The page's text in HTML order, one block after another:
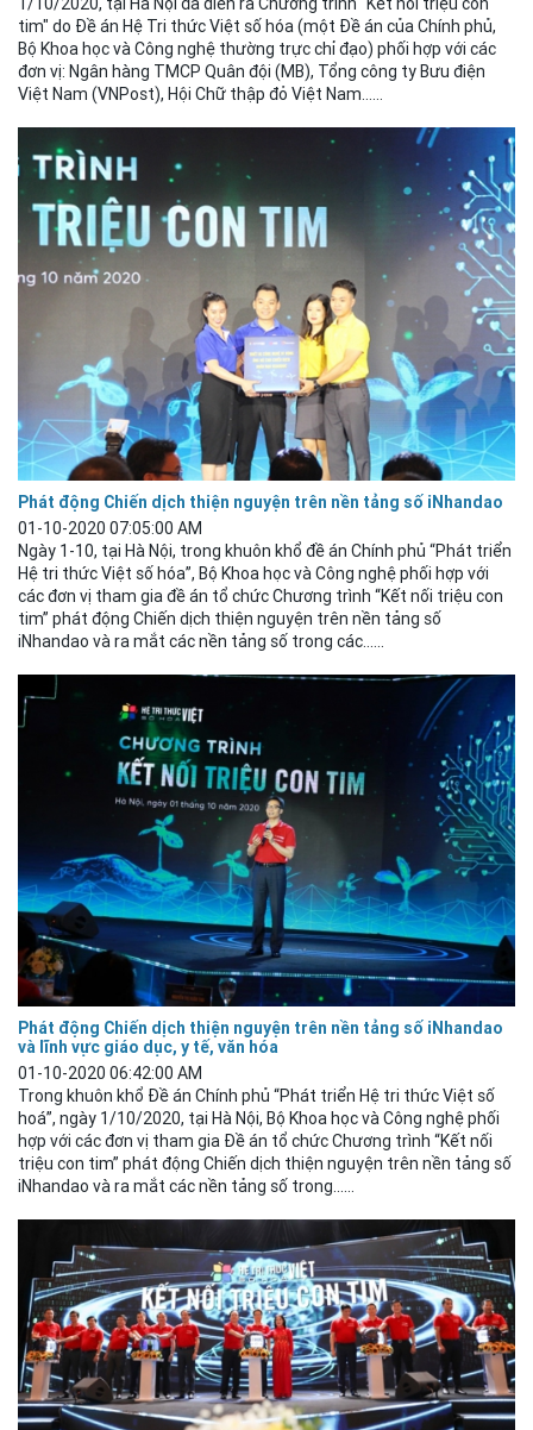
tim" do Đề án Hệ Tri thức Việt số hóa (một Đề án của Chính phủ,
Bộ Khoa học và Công nghệ thường trực chỉ đạo) phối hợp với các
đơn vị: Ngân hàng TMCP Quân đội (MB), Tổng công ty Bưu điện
Việt Nam (VNPost), Hội Chữ thập đỏ Việt Nam......
Phát động Chiến dịch thiện nguyện trên nền tảng số iNhandao
01-10-2020 07:05:00 AM
Ngày 1-10, tại Hà Nội, trong khuôn khổ đề án Chính phủ “Phát triển
Hệ tri thức Việt số hóa”, Bộ Khoa học và Công nghệ phối hợp với
các đơn vị tham gia đề án tổ chức Chương trình “Kết nối triệu con
tim” phát động Chiến dịch thiện nguyện trên nền tảng số
iNhandao và ra mắt các nền tảng số trong các......
Phát động Chiến dịch thiện nguyện trên nền tảng số iNhandao
và lĩnh vực giáo dục, y tế, văn hóa
01-10-2020 06:42:00 AM
Trong khuôn khổ Đề án Chính phủ “Phát triển Hệ tri thức Việt số
hoá”, ngày 1/10/2020, tại Hà Nội, Bộ Khoa học và Công nghệ phối
hợp với các đơn vị tham gia Đề án tổ chức Chương trình “Kết nối
triệu con tim” phát động Chiến dịch thiện nguyện trên nền tảng số
iNhandao và ra mắt các nền tảng số trong......